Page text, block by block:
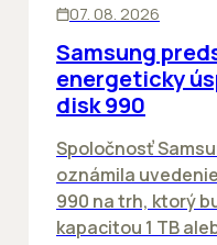
07. 08. 2026
Samsung
energeticky
disk 990
Spoločnosť
oznámila
990 na trh, ktorý
kapacitou 1 TB